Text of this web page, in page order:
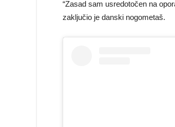
“Zasad sam usredotočen na
zaključio je danski nogometaš.